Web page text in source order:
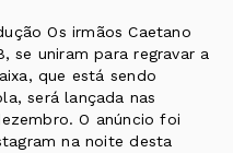
Os irmãos Caetano
se uniram para regravar a
que está sendo
será lançada nas
O anúncio foi
na noite desta